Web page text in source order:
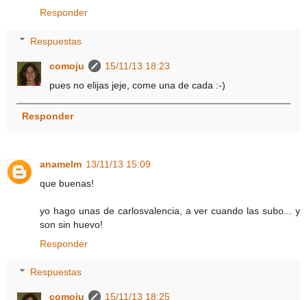
Responder
Respuestas
comoju
15/11/13 18:23
pues no elijas jeje, come una de cada :-)
Responder
anamelm 13/11/13 15:09
que buenas!
yo hago unas de carlosvalencia, a ver cuando las subo... y
son sin huevo!
Responder
Respuestas
comoju 15/11/13 18:25